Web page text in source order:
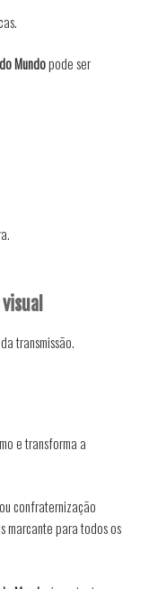
Mundopode ser
transmissão.
e transforma a
confraternização
marcante para todos os